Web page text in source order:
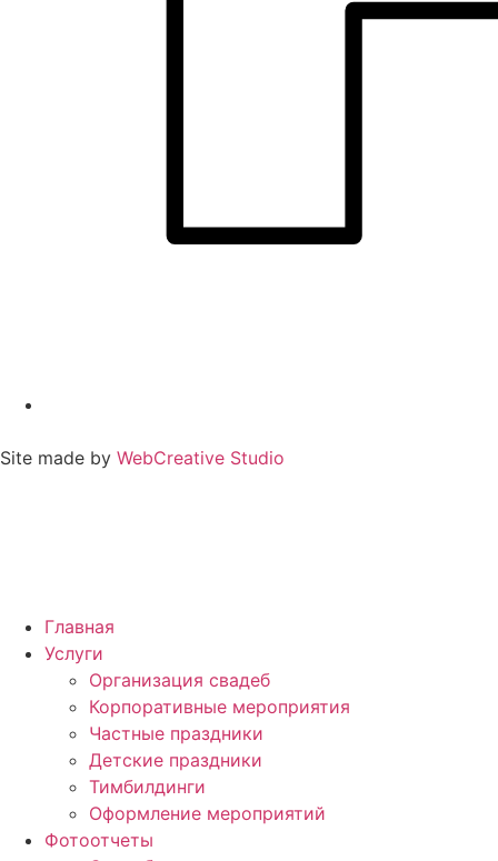
Site made by WebCreative Studio
Главная
Услуги
Организация свадеб
Корпоративные мероприятия
Частные праздники
Детские праздники
Тимбилдинги
Оформление мероприятий
Фотоотчеты